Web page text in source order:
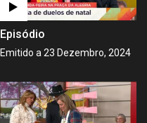
Episódio
Emitido a 23 Dezembro, 2024